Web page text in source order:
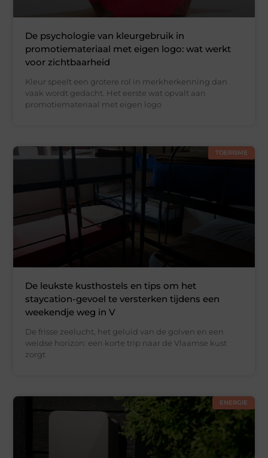
De psychologie van kleurgebruik in
promotiemateriaal met eigen logo: wat werkt
voor zichtbaarheid
Kleur speelt een grotere rol in merkherkenning dan
vaak wordt gedacht. Het eerste wat opvalt aan
promotiemateriaal met eigen logo
TOERISME
De leukste kusthostels en tips om het
staycation-gevoel te versterken tijdens een
weekendje weg in V
De frisse zeelucht, het geluid van de golven en een
weidse horizon: een korte trip naar de Vlaamse kust
zorgt
ENERGIE